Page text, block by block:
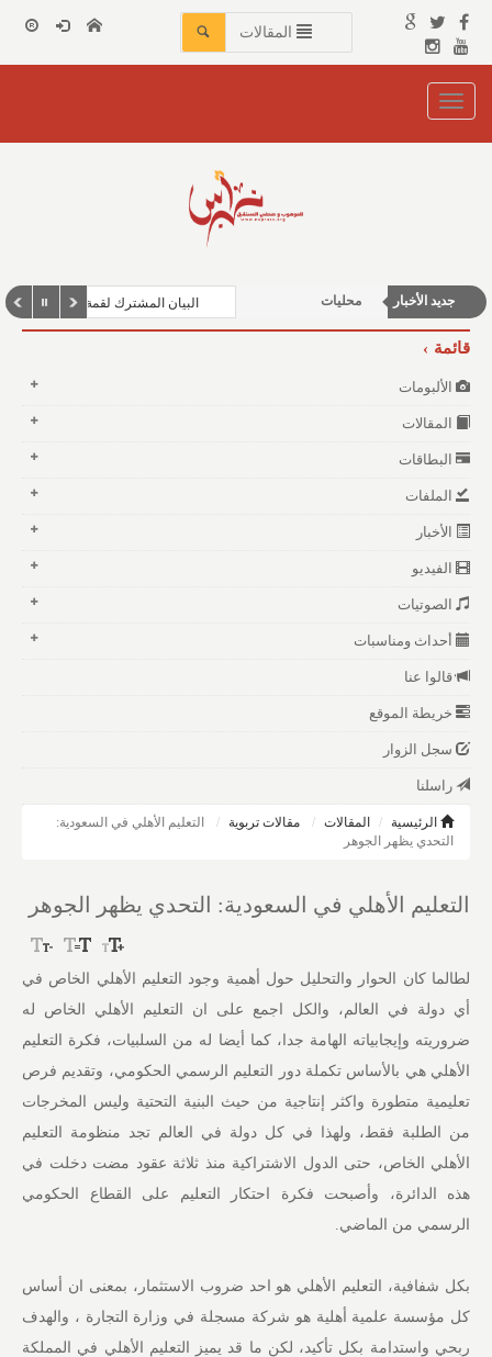
المقالات
Toggle
navigation
جديد الأخبار محليات
منوعات وغرائب
البيان المشترك لقمة مكة المكرمة
قائمة
الألبومات
المقالات
البطاقات
الملفات
الأخبار
الفيديو
الصوتيات
أحداث ومناسبات
قالوا عنا
خريطة الموقع
سجل الزوار
راسلنا
الرئيسية المقالات مقالات تربوية
التعليم الأهلي في السعودية:
التحدي يظهر الجوهر
التعليم الأهلي في السعودية: التحدي يظهر الجوهر
لطالما كان الحوار والتحليل حول أهمية وجود التعليم الأهلي الخاص في
أي دولة في العالم، والكل اجمع على ان التعليم الأهلي الخاص له
ضروريته وإيجابياته الهامة جدا، كما أيضا له من السلبيات، فكرة التعليم
الأهلي هي بالأساس تكملة دور التعليم الرسمي الحكومي، وتقديم فرص
تعليمية متطورة واكثر إنتاجية من حيث البنية التحتية وليس المخرجات
من الطلبة فقط، ولهذا في كل دولة في العالم تجد منظومة التعليم
الأهلي الخاص، حتى الدول الاشتراكية منذ ثلاثة عقود مضت دخلت في
هذه الدائرة، وأصبحت فكرة احتكار التعليم على القطاع الحكومي
الرسمي من الماضي.
بكل شفافية، التعليم الأهلي هو احد ضروب الاستثمار، بمعنى ان أساس
كل مؤسسة علمية أهلية هو شركة مسجلة في وزارة التجارة ، والهدف
ربحي واستدامة بكل تأكيد، لكن ما قد يميز التعليم الأهلي في المملكة